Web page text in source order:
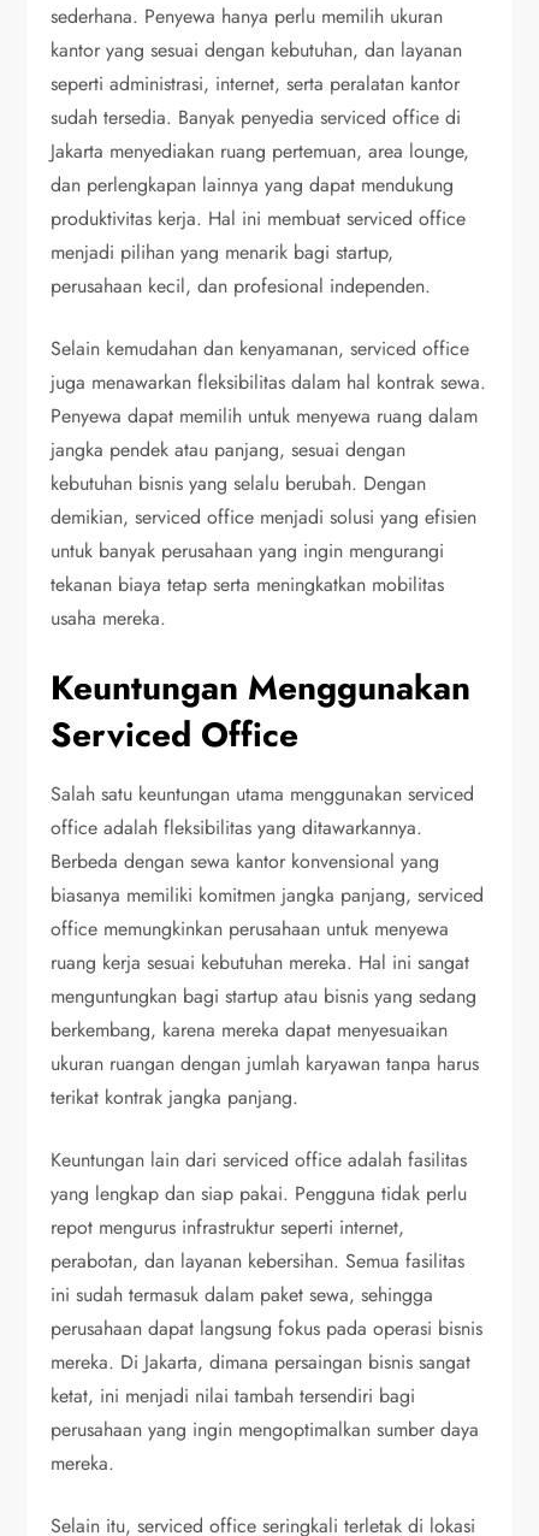
sederhana. Penyewa hanya perlu memilih ukuran
kantor yang sesuai dengan kebutuhan, dan layanan
seperti administrasi, internet, serta peralatan kantor
sudah tersedia. Banyak penyedia serviced office di
Jakarta menyediakan ruang pertemuan, area lounge,
dan perlengkapan lainnya yang dapat mendukung
produktivitas kerja. Hal ini membuat serviced office
menjadi pilihan yang menarik bagi startup,
perusahaan kecil, dan profesional independen.
Selain kemudahan dan kenyamanan, serviced office
juga menawarkan fleksibilitas dalam hal kontrak sewa.
Penyewa dapat memilih untuk menyewa ruang dalam
jangka pendek atau panjang, sesuai dengan
kebutuhan bisnis yang selalu berubah. Dengan
demikian, serviced office menjadi solusi yang efisien
untuk banyak perusahaan yang ingin mengurangi
tekanan biaya tetap serta meningkatkan mobilitas
usaha mereka.
Keuntungan Menggunakan
Serviced Office
Salah satu keuntungan utama menggunakan serviced
office adalah fleksibilitas yang ditawarkannya.
Berbeda dengan sewa kantor konvensional yang
biasanya memiliki komitmen jangka panjang, serviced
office memungkinkan perusahaan untuk menyewa
ruang kerja sesuai kebutuhan mereka. Hal ini sangat
menguntungkan bagi startup atau bisnis yang sedang
berkembang, karena mereka dapat menyesuaikan
ukuran ruangan dengan jumlah karyawan tanpa harus
terikat kontrak jangka panjang.
Keuntungan lain dari serviced office adalah fasilitas
yang lengkap dan siap pakai. Pengguna tidak perlu
repot mengurus infrastruktur seperti internet,
perabotan, dan layanan kebersihan. Semua fasilitas
ini sudah termasuk dalam paket sewa, sehingga
perusahaan dapat langsung fokus pada operasi bisnis
mereka. Di Jakarta, dimana persaingan bisnis sangat
ketat, ini menjadi nilai tambah tersendiri bagi
perusahaan yang ingin mengoptimalkan sumber daya
mereka.
Selain itu, serviced office seringkali terletak di lokasi